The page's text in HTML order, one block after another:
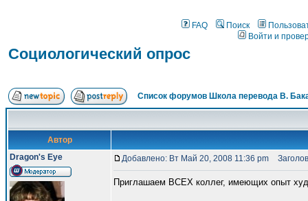
FAQ Поиск
Войти и
Социологический опрос
Список форумов Школа перевода В.
Автор
Dragon's Eye
Добавлено: Вт Май 20, 2008 11:36 pm
Приглашаем ВСЕХ коллег, имеющих опыт